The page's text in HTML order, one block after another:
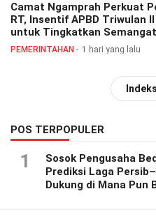
Camat Ngamprah Perkuat
RT, Insentif APBD Triwulan
untuk Tingkatkan
Masyarakat
PEMERINTAHAN 1 hari yang lalu
POS TERPOPULER
1
Sosok Pengusaha
Prediksi Laga
Dukung di Mana Pun